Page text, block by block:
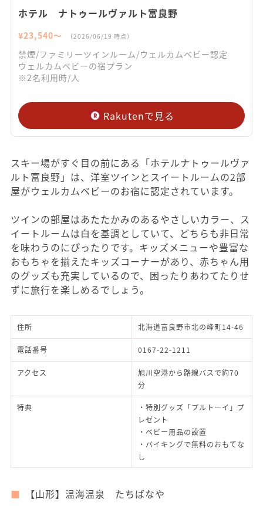
ホテル ナトゥールヴァルト富良野
¥23,540〜 （2026/06/19 時点）
禁煙/ファミリーツインルーム/ウェルカムベビー認定
ウェルカムベビーの宿プラン
※2名利用時/人
Rakutenで見る
スキー場がすぐ目の前にある「ホテルナトゥールヴァ
ルト富良野」は、洋室ツインとスイートルームの2部
屋がウェルカムベビーのお宿に認定されています。
ツインの部屋はあたたかみのあるやさしいカラー、ス
イートルームは白を基調としていて、どちらも非日常
を味わうのにぴったりです。キッズメニューや豊富な
おもちゃを揃えたキッズコーナーがあり、赤ちゃん用
のグッズも充実しているので、困ったりあわてたりせ
ずに旅行を楽しめるでしょう。
住所 北海道富良野市北の峰町14-46
電話番号 0167-22-1211
アクセス
旭川空港から路線バスで約70
分
特典
・特別グッズ「プルトーイ」プ
レゼント
・ベビー用品の設置
・バイキングで無料のおもてな
し
【山形】温海温泉 たちばなや